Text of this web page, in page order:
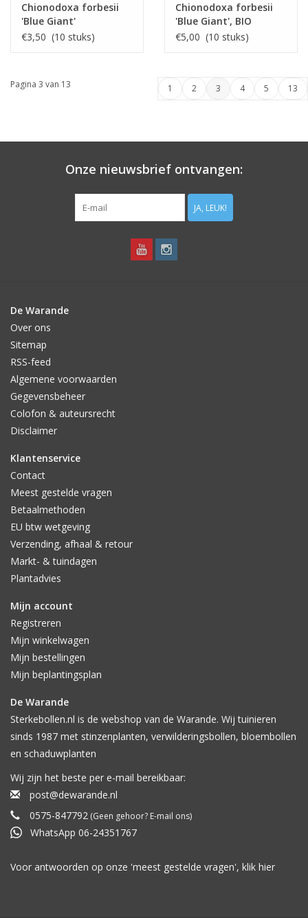
Chionodoxa forbesii
'Blue Giant'
€3,50 (10 stuks)
Chionodoxa forbesii
'Blue Giant', BIO
€5,00 (10 stuks)
Pagina 3 van 13 1 2 3 4 5 13
Onze nieuwsbrief ontvangen:
JA, LEUK!
De Warande
Over ons
Sitemap
RSS-feed
Algemene voorwaarden
Gegevensbeheer
Colofon & auteursrecht
Disclaimer
Klantenservice
Contact
Meest gestelde vragen
Betaalmethoden
EU btw wetgeving
Verzending, afhaal & retour
Markt- & tuindagen
Plantadvies
Mijn account
Registreren
Mijn winkelwagen
Mijn bestellingen
Mijn beplantingsplan
De Warande
Sterkebollen.nl is de webshop van de Warande. Wij tuinieren
sinds 1987 met stinzenplanten, verwilderingsbollen, bloembollen
en schaduwplanten
Wij zijn het beste per e-mail bereikbaar:
post@dewarande.nl
0575-847792 (Geen gehoor? E-mail ons)
WhatsApp 06-24351767
Voor antwoorden op onze 'meest gestelde vragen', klik hier